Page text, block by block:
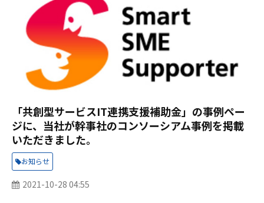
「共創型サービスIT連携支援補助金」の事例ペー
ジに、当社が幹事社のコンソーシアム事例を掲載
いただきました。
お知らせ
2021-10-28 04:55